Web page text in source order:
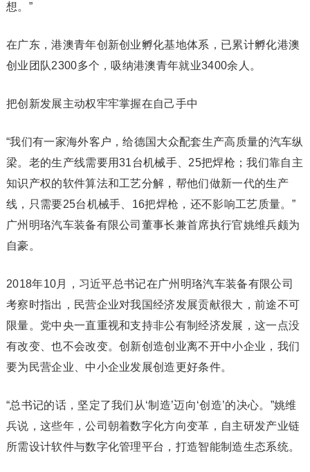
想。”
在广东，港澳青年创新创业孵化基地体系，已累计孵化港澳
创业团队2300多个，吸纳港澳青年就业3400余人。
把创新发展主动权牢牢掌握在自己手中
“我们有一家海外客户，给德国大众配套生产高质量的汽车纵
梁。老的生产线需要用31台机械手、25把焊枪；我们靠自主
知识产权的软件算法和工艺分解，帮他们做新一代的生产
线，只需要25台机械手、16把焊枪，还不影响工艺质量。”
广州明珞汽车装备有限公司董事长兼首席执行官姚维兵颇为
自豪。
2018年10月，习近平总书记在广州明珞汽车装备有限公司
考察时指出，民营企业对我国经济发展贡献很大，前途不可
限量。党中央一直重视和支持非公有制经济发展，这一点没
有改变、也不会改变。创新创造创业离不开中小企业，我们
要为民营企业、中小企业发展创造更好条件。
“总书记的话，坚定了我们从‘制造’迈向‘创造’的决心。”姚维
兵说，这些年，公司朝着数字化方向变革，自主研发产业链
所需设计软件与数字化管理平台，打造智能制造生态系统。